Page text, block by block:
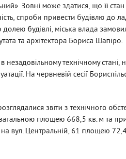
Зовні може здатися, що її
спроби привести будівлю до
будівлі, міська влада
та архітектора Бориса Шапіро.
технічному стані,
На червневій сесії
звіти з технічного
загальною площею 668,5 кв. м та
вул. Центральній, 61 площею